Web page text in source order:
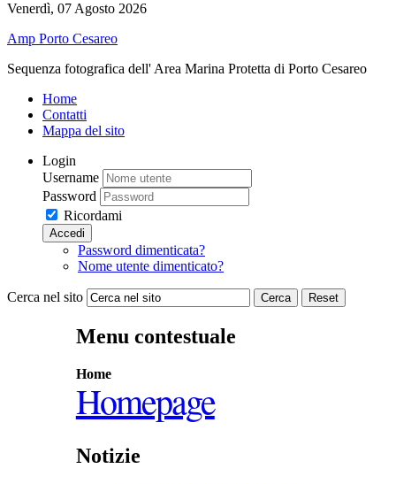
Venerdì, 07 Agosto 2026
Amp Porto Cesareo
Sequenza fotografica dell' Area Marina Protetta di Porto Cesareo
Home
Contatti
Mappa del sito
Login
Username
Password
Ricordami
Accedi
Password dimenticata?
Nome utente dimenticato?
Cerca nel sito Cerca Reset
Menu contestuale
Home
Homepage
Notizie